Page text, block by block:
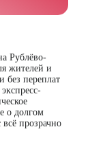
Рублёво-
жителей и
без переплат
о долгом
прозрачно